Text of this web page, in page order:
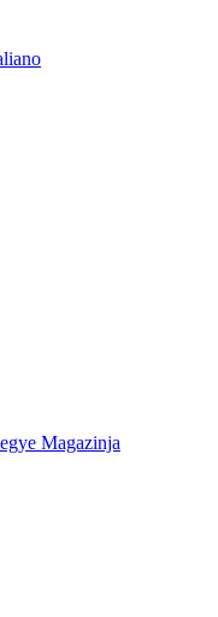
Magazinja